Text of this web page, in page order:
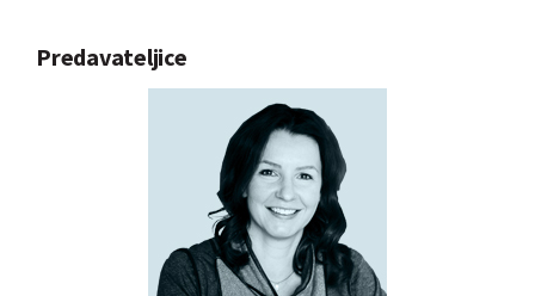
Predavateljice